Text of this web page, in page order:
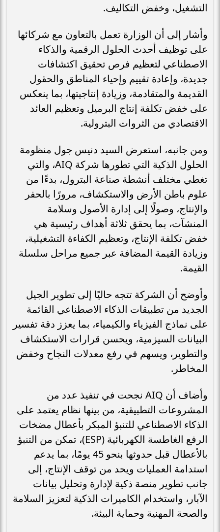
التشغيل، وخفض التكاليف.
وأشار إلى أن الوزارة تعمل بالتعاون مع شركائها
على توظيف أحدث الحلول الرقمية والذكاء
الاصطناعي لتعظيم فرص تحقيق اكتشافات
جديدة، وإعادة تقييم وإحياء المناطق والحقول
القديمة والمتقادمة، وزيادة إنتاجيتها، بما ينعكس
على خفض تكلفة إنتاج البرميل وتعظيم العائد
الاقتصادي من الثروات البترولية.
ومن جانبه، استعرض السيد دنيس جول منظومة
الحلول الذكية التي تطورها شركة AIQ، والتي
تغطي مختلف أنشطة صناعة البترول، بدءًا من
علوم باطن الأرض والاستكشاف، مرورًا بالحفر
والإنتاج، وصولًا إلى إدارة الأصول وسلامة
المنشآت، بما يحقق ثلاثة أهداف رئيسية هي
خفض تكلفة الإنتاج، وتعظيم الكفاءة التشغيلية،
وزيادة القيمة المضافة عبر جميع مراحل سلسلة
القيمة.
وأوضح أن الشركة تتجه حاليًا إلى تطوير الجيل
الجديد من تطبيقات الذكاء الاصطناعي القائمة
على نماذج الفيزياء والكيمياء، بما يعزز دقة تفسير
البيانات السيزمية، ويحسن قرارات الاستكشاف
والتطوير، ويسهم في رفع معدلات النجاح وخفض
المخاطر.
وأضاف أن AIQ نجحت في تنفيذ عدد من
المشروعات التطبيقية، من بينها نظام يعتمد على
الذكاء الاصطناعي للتنبؤ المبكر بأعطال مضخات
الرفع الغاطسة الكهربائية (ESP)، تمكن من التنبؤ
بالأعطال قبل حدوثها بنحو 45 يومًا، بما يدعم
استدامة العمليات ويحد من توقف الإنتاج، إلى
جانب تطوير منصة ذكية لإدارة وتحليل بيانات
الآبار، واستخدام الكاميرات الذكية لتعزيز السلامة
والصحة المهنية وحماية البيئة.